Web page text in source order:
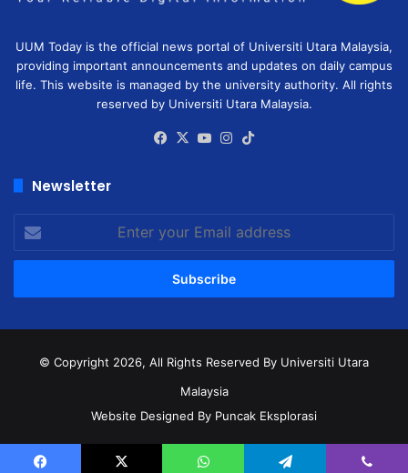
UUM Today is the official news portal of Universiti Utara Malaysia,
providing important announcements and updates on daily campus
life. This website is managed by the university authority. All rights
reserved by Universiti Utara Malaysia.
Facebook
X YouTubeInstagram
Newsletter
your
Email
© Copyright 2026, All Rights Reserved By Universiti Utara
Malaysia
Website Designed By Puncak Eksplorasi